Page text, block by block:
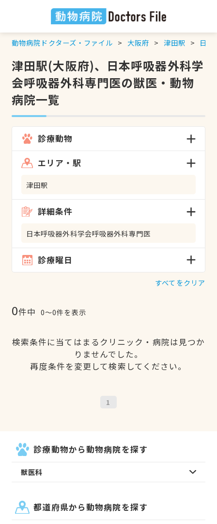
動物病院ドクターズ・ファイル 大阪府 津田駅 日本
津田駅(大阪府)、日本呼吸器外科学
会呼吸器外科専門医の獣医・動物
病院一覧
診療動物
エリア・駅
津田駅
詳細条件
日本呼吸器外科学会呼吸器外科専門医
診療曜日
すべてをクリア
0件中 0〜0件を表示
検索条件に当てはまるクリニック・病院は見つか
りませんでした。
再度条件を変更して検索してください。
1
診療動物から動物病院を探す
獣医科
都道府県から動物病院を探す